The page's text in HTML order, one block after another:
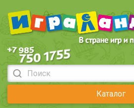
Каталог